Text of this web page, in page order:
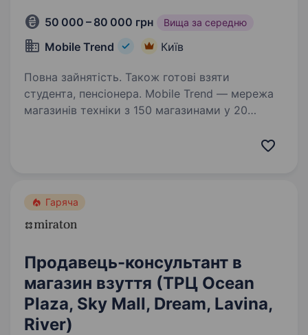
50 000 – 80 000 грн Вища за середню
Mobile Trend Київ
Повна зайнятість. Також готові взяти
студента, пенсіонера. Mobile Trend — мережа
магазинів техніки з 150 магазинами у 20
додатково…
Гаряча
Продавець-консультант в
магазин взуття (ТРЦ Ocean
Plaza, Sky Mall, Dream, Lavina,
River)